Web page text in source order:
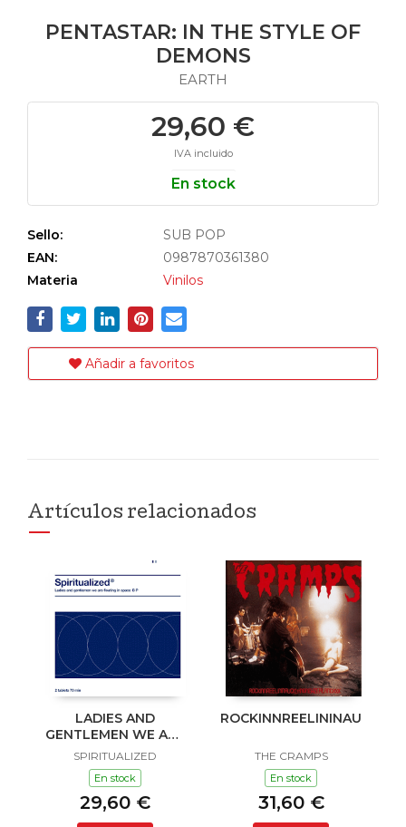
PENTASTAR: IN THE STYLE OF
DEMONS
EARTH
29,60 €
IVA incluido
En stock
Sello:
SUB POP
EAN:
0987870361380
Materia
Vinilos
Añadir a favoritos
Artículos relacionados
LADIES AND
GENTLEMEN WE ARE
FLOATING IN SPACE
SPIRITUALIZED
En stock
29,60 €
THE CRAMPS
En stock
31,60 €